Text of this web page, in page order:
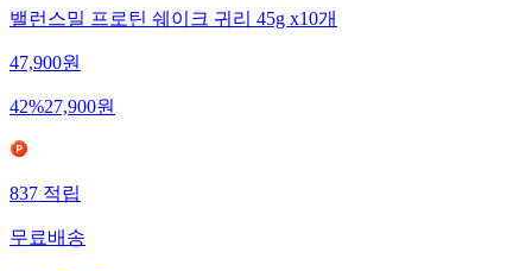
밸런스밀 프로틴 쉐이크 귀리 45g x10개
47,900원
42%27,900원
837 적립
무료배송